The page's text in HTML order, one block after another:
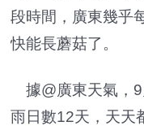
段時間，廣東幾乎
快能長蘑菇了。
據@廣東天氣，
雨日數12天，天天